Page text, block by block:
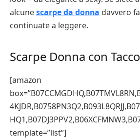
alcunescarpe da donna davvero
continuate a leggere.
Scarpe Donna con
[amazon
template=”list”]